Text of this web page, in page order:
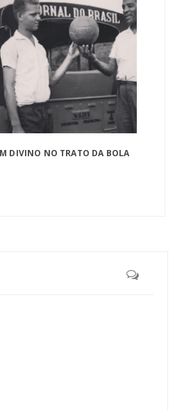
DIVINO NO TRATO DA BOLA